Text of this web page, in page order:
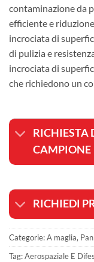
contaminazione da
efficiente e
incrociata di
di pulizia e
incrociata di
che richiedono un
RICHIESTA
CAMPIONE
RICHIEDI
Categorie:A maglia,
Tag:Aerospaziale E